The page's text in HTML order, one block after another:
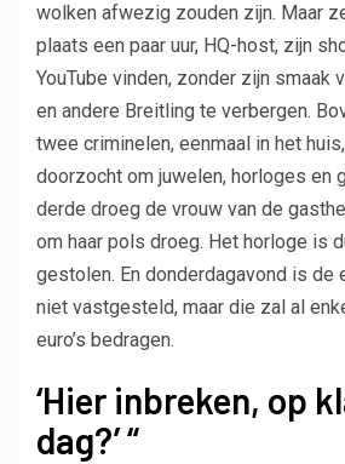
wolken afwezig zouden zijn. Maar
plaats een paar uur, HQ-host, zijn
YouTube vinden, zonder zijn smaak
en andere Breitling te verbergen.
twee criminelen, eenmaal in het
doorzocht om juwelen, horloges en
derde droeg de vrouw van de
om haar pols droeg. Het horloge is
gestolen. En donderdagavond is de
niet vastgesteld, maar die zal al
euro’s bedragen.
‘Hier inbreken, op
dag?’ “